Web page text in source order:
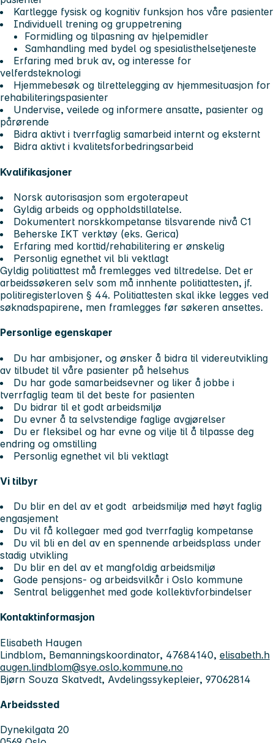
Kartlegge fysisk og kognitiv funksjon hos våre pasienter
Individuell trening og gruppetrening
Formidling og tilpasning av hjelpemidler
Samhandling med bydel og spesialisthelsetjeneste
Erfaring med bruk av, og interesse for
velferdsteknologi
Hjemmebesøk og tilrettelegging av hjemmesituasjon for
rehabiliteringspasienter
Undervise, veilede og informere ansatte, pasienter og
pårørende
Bidra aktivt i tverrfaglig samarbeid internt og eksternt
Bidra aktivt i kvalitetsforbedringsarbeid
Kvalifikasjoner
Norsk autorisasjon som ergoterapeut
Gyldig arbeids og oppholdstillatelse.
Dokumentert norskkompetanse tilsvarende nivå C1
Beherske IKT verktøy (eks. Gerica)
Erfaring med korttid/rehabilitering er ønskelig
Personlig egnethet vil bli vektlagt
Gyldig politiattest må fremlegges ved tiltredelse. Det er
arbeidssøkeren selv som må innhente politiattesten, jf.
politiregisterloven § 44. Politiattesten skal ikke legges ved
søknadspapirene, men framlegges før søkeren ansettes.
Personlige egenskaper
Du har ambisjoner, og ønsker å bidra til videreutvikling
av tilbudet til våre pasienter på helsehus
Du har gode samarbeidsevner og liker å jobbe i
tverrfaglig team til det beste for pasienten
Du bidrar til et godt arbeidsmiljø
Du evner å ta selvstendige faglige avgjørelser
Du er fleksibel og har evne og vilje til å tilpasse deg
endring og omstilling
Personlig egnethet vil bli vektlagt
Vi tilbyr
Du blir en del av et godt arbeidsmiljø med høyt faglig
engasjement
Du vil få kollegaer med god tverrfaglig kompetanse
Du vil bli en del av en spennende arbeidsplass under
stadig utvikling
Du blir en del av et mangfoldig arbeidsmiljø
Gode pensjons- og arbeidsvilkår i Oslo kommune
Sentral beliggenhet med gode kollektivforbindelser
Kontaktinformasjon
Elisabeth Haugen
Lindblom, Bemanningskoordinator, 47684140, elisabeth.h
augen.lindblom@sye.oslo.kommune.no
Bjørn Souza Skatvedt, Avdelingssykepleier, 97062814
Arbeidssted
Dynekilgata 20